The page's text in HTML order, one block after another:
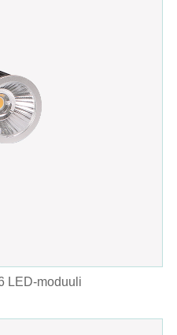
LED-moduuli